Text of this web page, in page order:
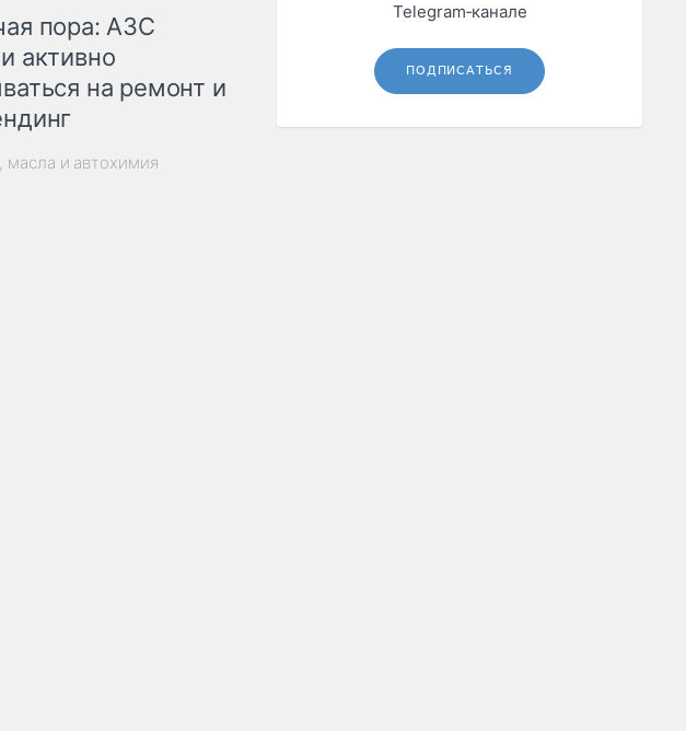
пора: АЗС
активно
на ремонт и
масла и автохимия
Telegram‑канале
ПОДПИСАТЬСЯ